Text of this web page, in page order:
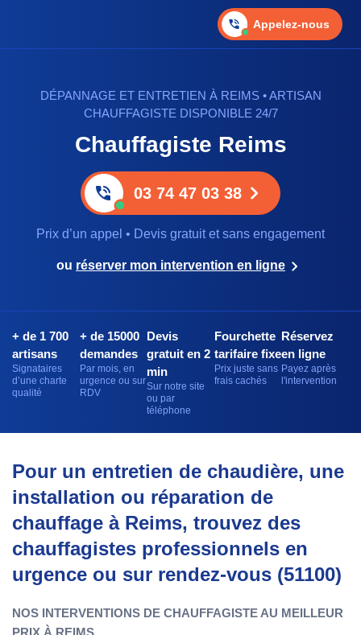
Appelez-nous
DÉPANNAGE ET ENTRETIEN À REIMS • ARTISAN
CHAUFFAGISTE DISPONIBLE 24/7
Chauffagiste Reims
03 74 47 03 38
Prix d’un appel • Devis gratuit et sans engagement
ou réserver mon intervention en ligne
+ de 1 700
artisans
Signataires
d’une charte
qualité
+ de 15000
demandes
Par mois, en
urgence ou sur
RDV
Devis
gratuit en 2
min
Sur notre site
ou par
téléphone
Fourchette
tarifaire fixe
Prix juste sans
frais cachés
Réservez
en ligne
Payez après
l'intervention
Pour un entretien de chaudière, une
installation ou réparation de
chauffage à Reims, trouvez des
chauffagistes professionnels en
urgence ou sur rendez-vous (51100)
NOS INTERVENTIONS DE CHAUFFAGISTE AU MEILLEUR
PRIX À REIMS